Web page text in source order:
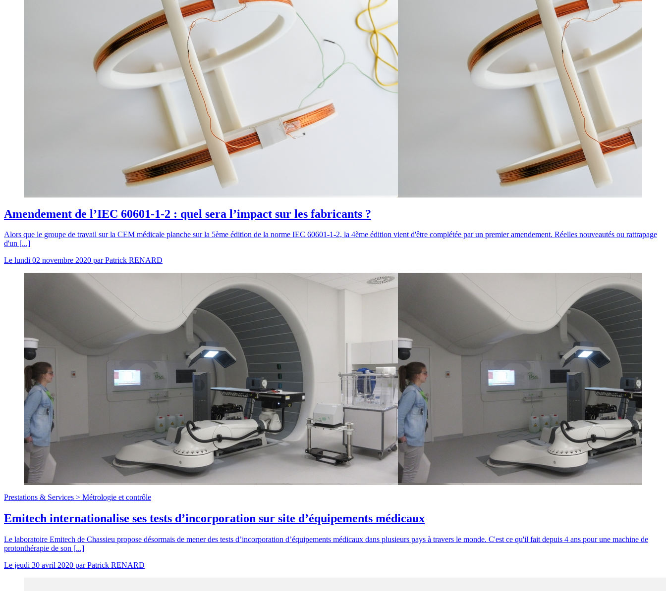
Amendement de l’IEC 60601-1-2 : quel sera l’impact sur les fabricants ?
Alors que le groupe de travail sur la CEM médicale planche sur la 5ème édition de la norme IEC 60601-1-2, la 4ème édition vient d'être complétée par un premier amendement. Réelles nouveautés ou rattrapage
d'un [...]
Le lundi 02 novembre 2020 parPatrick RENARD
Prestations & Services > Métrologie et contrôle
Emitech internationalise ses tests d’incorporation sur site d’équipements médicaux
Le laboratoire Emitech de Chassieu propose désormais de mener des tests d’incorporation d’équipements médicaux dans plusieurs pays à travers le monde. C'est ce qu'il fait depuis 4 ans pour une machine de
protonthérapie de son [...]
Le jeudi 30 avril 2020 parPatrick RENARD